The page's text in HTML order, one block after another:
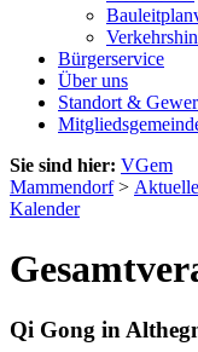
Bürgerservice
Über uns
Standort &
Sie sind hier: VGem
Mammendorf>
Kalender
Qi Gong in